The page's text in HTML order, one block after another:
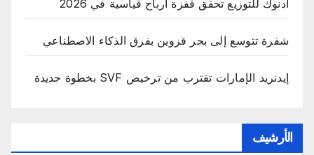
أدنوك للتوزيع تحقق قفزة أرباح قياسية في 2026
شفرة تتوسع إلى بحر قزوين بفرق الذكاء الاصطناعي
إيدنريد الإمارات تقترب من ترخيص SVF بخطوة جديدة
الأرشيف